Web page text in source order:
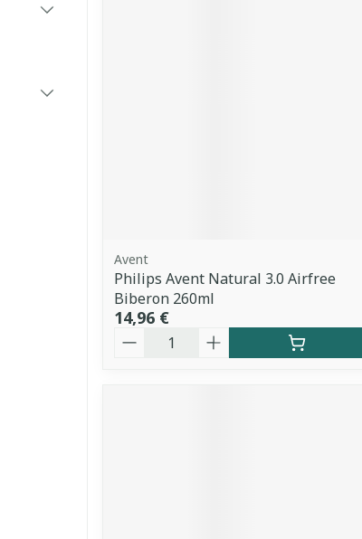
Avent
Philips Avent Natural 3.0 Airfree
Biberon 260ml
14,96 €
Quantité